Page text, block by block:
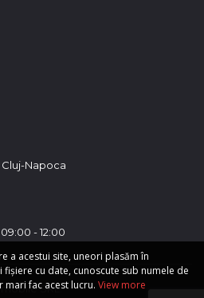
Cluj-Napoca
- 12:00
SRL.
a acestui site, uneori plasăm în
cu date, cunoscute sub numele de
fac acest lucru. View more